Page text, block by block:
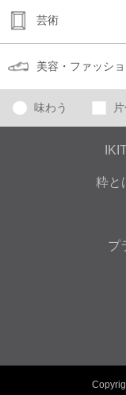
芸術
美容・ファッシ
味わう
粋と
プ